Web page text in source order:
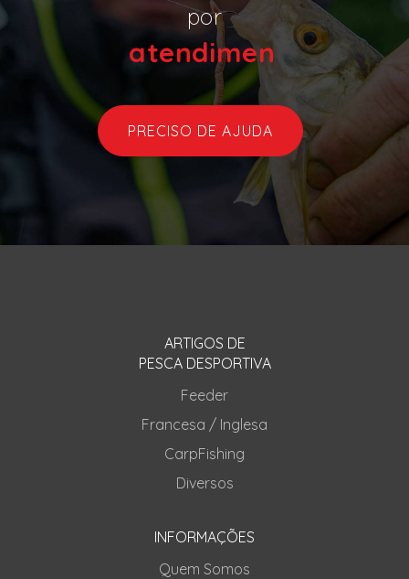
por
atendi|
PRECISO DE AJUDA
ARTIGOS DE
PESCA DESPORTIVA
Feeder
Francesa / Inglesa
CarpFishing
Diversos
INFORMAÇÕES
Quem Somos